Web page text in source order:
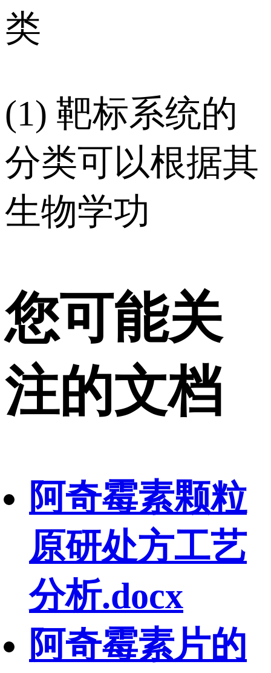
类
(1) 靶标系统的
分类可以根据其
生物学功
您可能关
注的文档
阿奇霉素颗粒
原研处方工艺
分析.docx
阿奇霉素片的